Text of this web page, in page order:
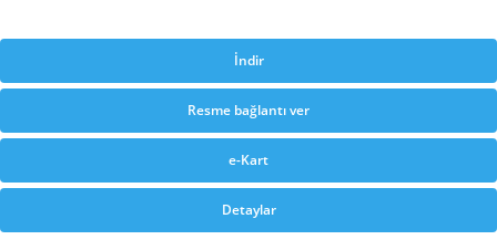
İndir
Resme bağlantı ver
e-Kart
Detaylar